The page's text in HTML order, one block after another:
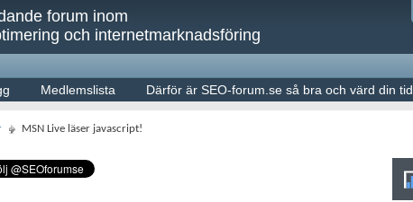
forum inom
och internetmarknadsföring
Medlemslista Därför är SEO-forum.se så bra och värd din tid
MSN Live läser javascript!